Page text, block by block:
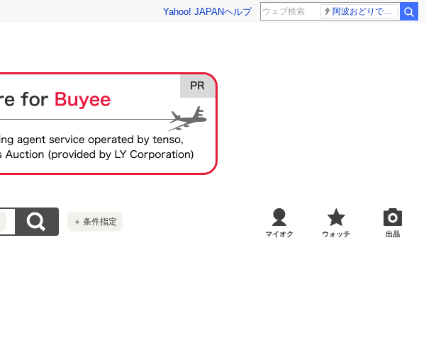
Yahoo! JAPANヘルプ 阿波おどりで不適切な動画
＋ 条件指定
マイオク ウォッチ 出品